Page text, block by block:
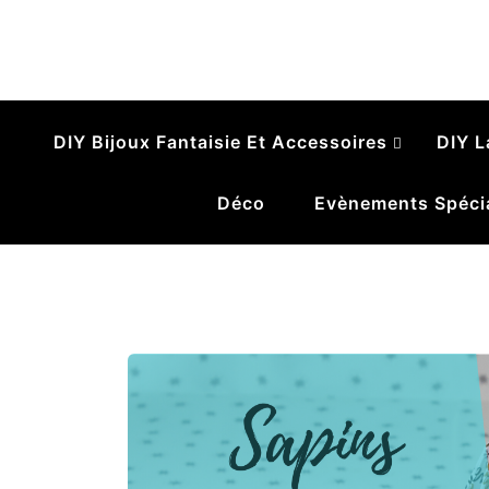
Le Ruban
DIY Bijoux Fantaisie Et Accessoires DIY
Déco Evènements